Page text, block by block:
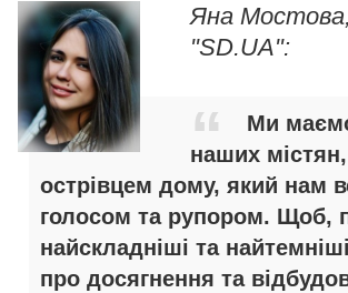
Яна
"SD.UA":
Ми
наших
острівцем дому, який нам
голосом та рупором. Щоб,
найскладніші та
про досягнення та